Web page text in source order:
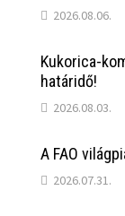
2026.08.06.
Kukorica-
határidő!
2026.08.03.
A FAO
2026.07.31.